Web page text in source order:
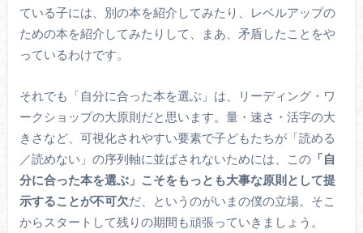
ている子には、別の本を紹介してみたり、レベルアップの
ための本を紹介してみたりして、まあ、矛盾したことをや
っているわけです。
それでも「自分に合った本を選ぶ」は、リーディング・ワ
ークショップの大原則だと思います。量・速さ・活字の大
きさなど、可視化されやすい要素で子どもたちが「読める
／読めない」の序列軸に並ばされないためには、この「自
分に合った本を選ぶ」こそをもっとも大事な原則として提
示することが不可欠だ、というのがいまの僕の立場。そこ
からスタートして残りの期間も頑張っていきましょう。